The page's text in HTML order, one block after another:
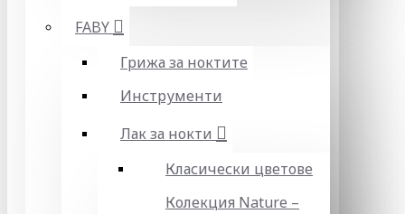
FABY
Грижа за ноктите
Инструменти
Лак за нокти
Класически цветове
Колекция Nature –